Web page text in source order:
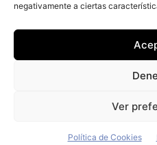
negativamente a ciertas
Ver
Política de Cookies
automóviles - C/ Fernández de